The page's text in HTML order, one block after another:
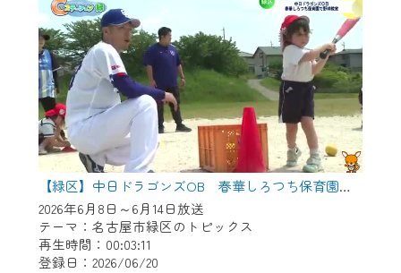
【緑区】中日ドラゴンズOB 春華しろつち保育園で野球教室
2026年6月8日～6月14日放送
テーマ：名古屋市緑区のトピックス
再生時間：00:03:11
登録日：2026/06/20